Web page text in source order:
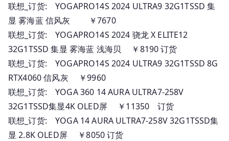
联想_订货: YOGAPRO14S 2024 ULTRA9 32G1TSSD 集
显 雾海蓝 信风灰 ￥7670
联想_订货: YOGAPRO14S 2024 骁龙 X ELITE12
32G1TSSD 集显 雾海蓝 浅海贝 ￥8190 订货
联想_订货: YOGAPRO14S 2024 ULTRA9 32G1TSSD 8G
RTX4060 信风灰 ￥9960
联想_订货: YOGA 360 14 AURA ULTRA7-258V
32G1TSSD集显4K OLED屏 ￥11350 订货
联想_订货: YOGA 14 AURA ULTRA7-258V 32G1TSSD集
显 2.8K OLED屏 ￥8050 订货